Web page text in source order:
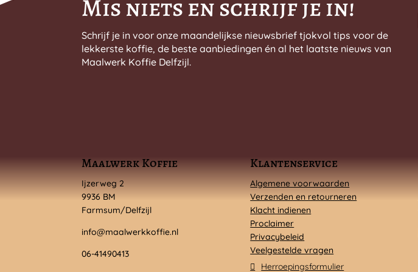
Mis niets en schrijf je in!
Schrijf je in voor onze maandelijkse nieuwsbrief tjokvol tips voor de
lekkerste koffie, de beste aanbiedingen én al het laatste nieuws van
Maalwerk Koffie Delfzijl.
Maalwerk Koffie
Ijzerweg 2
9936 BM
Farmsum/Delfzijl
info@maalwerkkoffie.nl
06-41490413
Klantenservice
Algemene voorwaarden
Verzenden en retourneren
Klacht indienen
Proclaimer
Privacybeleid
Veelgestelde vragen
Herroepingsformulier